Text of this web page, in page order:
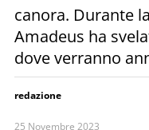
canora. Durante
Amadeus ha
dove verranno
redazione
25 Novembre 2023